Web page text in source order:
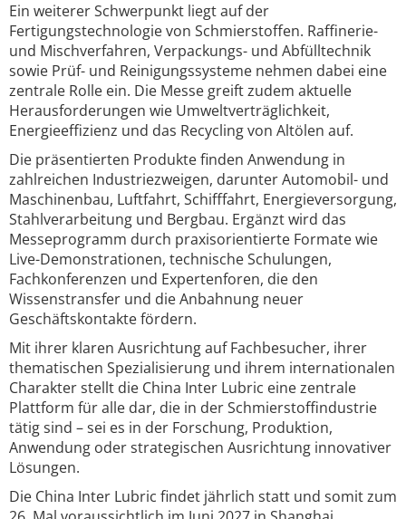
Ein weiterer Schwerpunkt liegt auf der
Fertigungstechnologie von Schmierstoffen. Raffinerie-
und Mischverfahren, Verpackungs- und Abfülltechnik
sowie Prüf- und Reinigungssysteme nehmen dabei eine
zentrale Rolle ein. Die Messe greift zudem aktuelle
Herausforderungen wie Umweltverträglichkeit,
Energieeffizienz und das Recycling von Altölen auf.
Die präsentierten Produkte finden Anwendung in
zahlreichen Industriezweigen, darunter Automobil- und
Maschinenbau, Luftfahrt, Schifffahrt, Energieversorgung,
Stahlverarbeitung und Bergbau. Ergänzt wird das
Messeprogramm durch praxisorientierte Formate wie
Live-Demonstrationen, technische Schulungen,
Fachkonferenzen und Expertenforen, die den
Wissenstransfer und die Anbahnung neuer
Geschäftskontakte fördern.
Mit ihrer klaren Ausrichtung auf Fachbesucher, ihrer
thematischen Spezialisierung und ihrem internationalen
Charakter stellt die China Inter Lubric eine zentrale
Plattform für alle dar, die in der Schmierstoffindustrie
tätig sind – sei es in der Forschung, Produktion,
Anwendung oder strategischen Ausrichtung innovativer
Lösungen.
Die China Inter Lubric findet jährlich statt und somit zum